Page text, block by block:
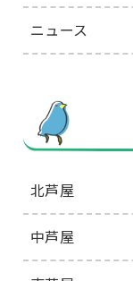
ニュース
北芦屋
中芦屋